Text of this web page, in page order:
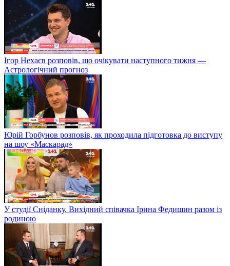
Ігор Нехаєв розповів, що очікувати наступного тижня —
Астрологічний прогноз
Юрій Горбунов розповів, як проходила підготовка до виступу
на шоу «Маскарад»
У студії Сніданку. Вихідний співачка Ірина Федишин разом із
родиною